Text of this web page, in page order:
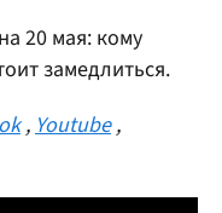
на 20 мая: кому
замедлиться.
,Youtube ,